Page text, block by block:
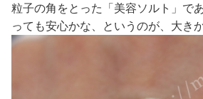
粒子の角をとった「美容ソルト」で
っても安心かな、というのが、大き